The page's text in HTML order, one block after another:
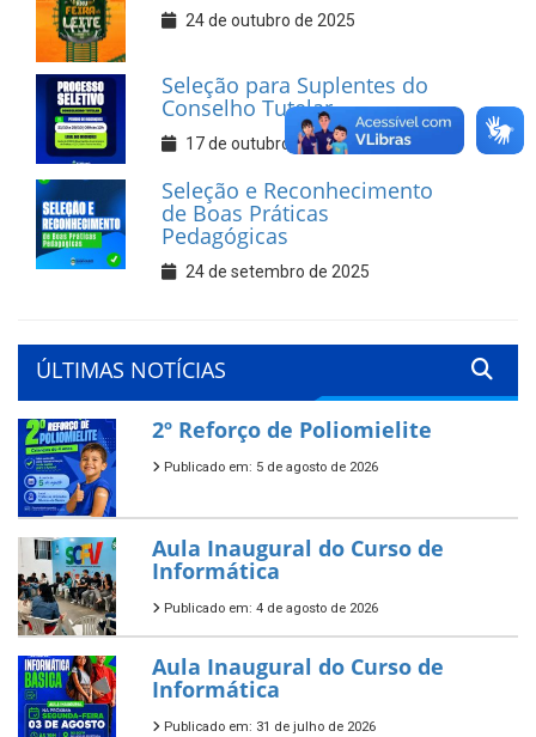
24 de outubro de 2025
Seleção para Suplentes do
Conselho Tutelar
17 de outubro de 2025
Seleção e Reconhecimento
de Boas Práticas
Pedagógicas
24 de setembro de 2025
ÚLTIMAS NOTÍCIAS
2º Reforço de Poliomielite
Publicado em: 5 de agosto de 2026
Aula Inaugural do Curso de
Informática
Publicado em: 4 de agosto de 2026
Aula Inaugural do Curso de
Informática
Publicado em: 31 de julho de 2026